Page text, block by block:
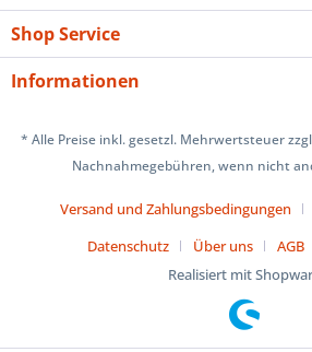
Shop Service
Informationen
* Alle Preise inkl. gesetzl. Mehrwertsteuer
Nachnahmegebühren, wenn nicht
Versand und Zahlungsbedingungen
Datenschutz
Über uns AGB
Realisiert mit